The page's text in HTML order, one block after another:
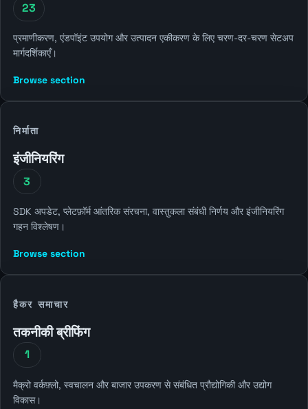
23
प्रमाणीकरण, एंडपॉइंट उपयोग और उत्पादन एकीकरण के लिए चरण-दर-चरण सेटअप
मार्गदर्शिकाएँ।
Browse section
निर्माता
इंजीनियरिंग
3
SDK अपडेट, प्लेटफ़ॉर्म आंतरिक संरचना, वास्तुकला संबंधी निर्णय और इंजीनियरिंग
गहन विश्लेषण।
Browse section
हैकर समाचार
तकनीकी ब्रीफिंग
1
मैक्रो वर्कफ़्लो, स्वचालन और बाजार उपकरण से संबंधित प्रौद्योगिकी और उद्योग
विकास।